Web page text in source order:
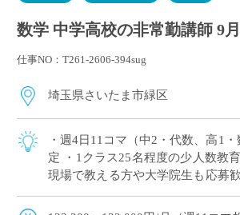
数学 中学高校の非常勤講師 9
仕事NO：T261-2606-394sug
埼玉県さいたま市緑区
・週4日11コマ（中2・代数、高1
定 ・1クラス25名程度の少人数教
現場で教える方や大学院生も応募
れる学校です ・兼務も〇研究や